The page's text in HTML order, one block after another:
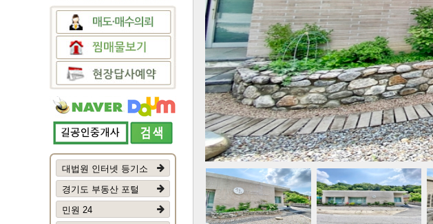
대법원 인터넷 등기소
경기도 부동산 포털
민원 24